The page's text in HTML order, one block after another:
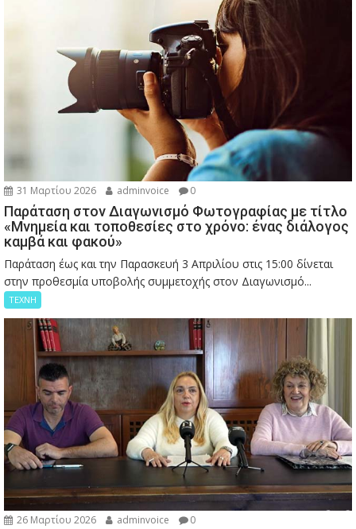
31 Μαρτίου 2026 adminvoice 0
Παράταση στον Διαγωνισμό Φωτογραφίας με τίτλο
«Μνημεία και τοποθεσίες στο χρόνο: ένας διάλογος
καμβά και φακού»
Παράταση έως και την Παρασκευή 3 Απριλίου στις 15:00 δίνεται
στην προθεσμία υποβολής συμμετοχής στον Διαγωνισμό...
ΤΕΧΝΗ
26 Μαρτίου 2026 adminvoice 0